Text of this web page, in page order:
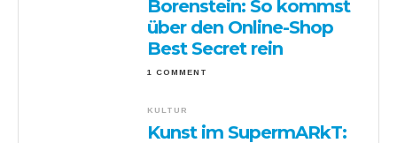
Borenstein: So kommst
über den Online-Shop
Best Secret rein
1 COMMENT
KULTUR
Kunst im SupermARkT: